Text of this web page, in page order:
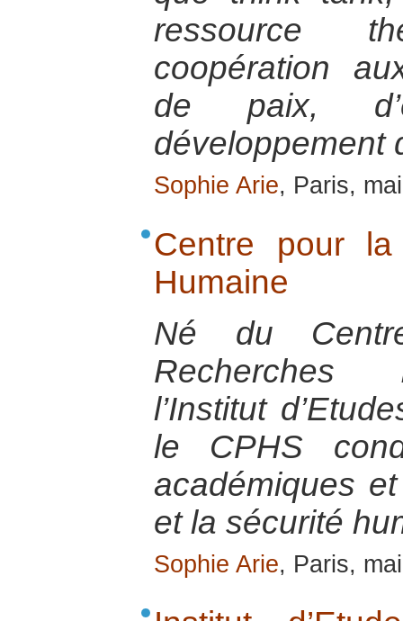
ressource
coopération
de paix,
développement
Sophie Arie, Paris,
Centre pour
Humaine
Né du
Recherches
l’Institut
le CPHS
académiques
et la sécurité
Sophie Arie, Paris,